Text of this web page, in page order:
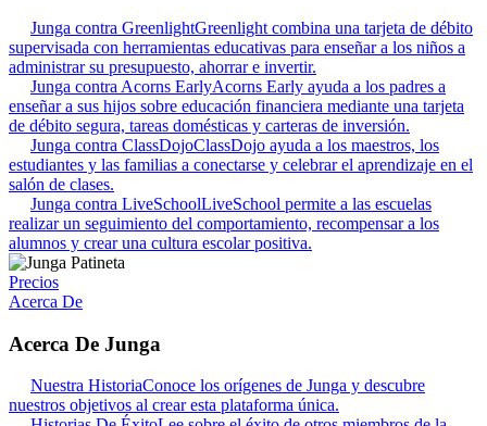
Junga contra GreenlightGreenlight combina una tarjeta de débito
supervisada con herramientas educativas para enseñar a los niños a
administrar su presupuesto, ahorrar e invertir.
Junga contra Acorns EarlyAcorns Early ayuda a los padres a
enseñar a sus hijos sobre educación financiera mediante una tarjeta
de débito segura, tareas domésticas y carteras de inversión.
Junga contra ClassDojoClassDojo ayuda a los maestros, los
estudiantes y las familias a conectarse y celebrar el aprendizaje en el
salón de clases.
Junga contra LiveSchoolLiveSchool permite a las escuelas
realizar un seguimiento del comportamiento, recompensar a los
alumnos y crear una cultura escolar positiva.
Precios
Acerca De
Acerca De Junga
Nuestra HistoriaConoce los orígenes de Junga y descubre
nuestros objetivos al crear esta plataforma única.